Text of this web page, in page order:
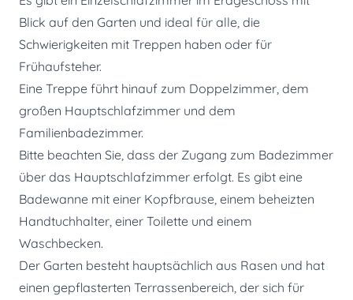
Blick auf den Garten und ideal für alle, die
Schwierigkeiten mit Treppen haben oder für
Frühaufsteher.
Eine Treppe führt hinauf zum Doppelzimmer, dem
großen Hauptschlafzimmer und dem
Familienbadezimmer.
Bitte beachten Sie, dass der Zugang zum Badezimmer
über das Hauptschlafzimmer erfolgt. Es gibt eine
Badewanne mit einer Kopfbrause, einem beheizten
Handtuchhalter, einer Toilette und einem
Waschbecken.
Der Garten besteht hauptsächlich aus Rasen und hat
einen gepflasterten Terrassenbereich, der sich für